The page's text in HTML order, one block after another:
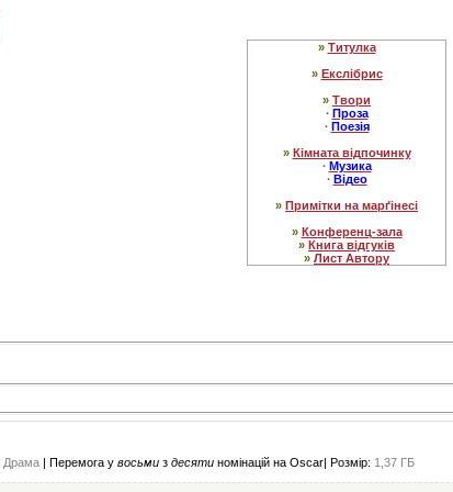
» Титулка
» Екслібрис
» Твори
∙ Проза
∙ Поезія
» Кімната відпочинку
∙ Музика
∙ Відео
» Примітки на марґінесі
» Конференц-зала
» Книга відгуків
» Лист Автору
Драма | Перемога у восьми з десяти номінацій на Oscar| Розмір: 1,37 ГБ